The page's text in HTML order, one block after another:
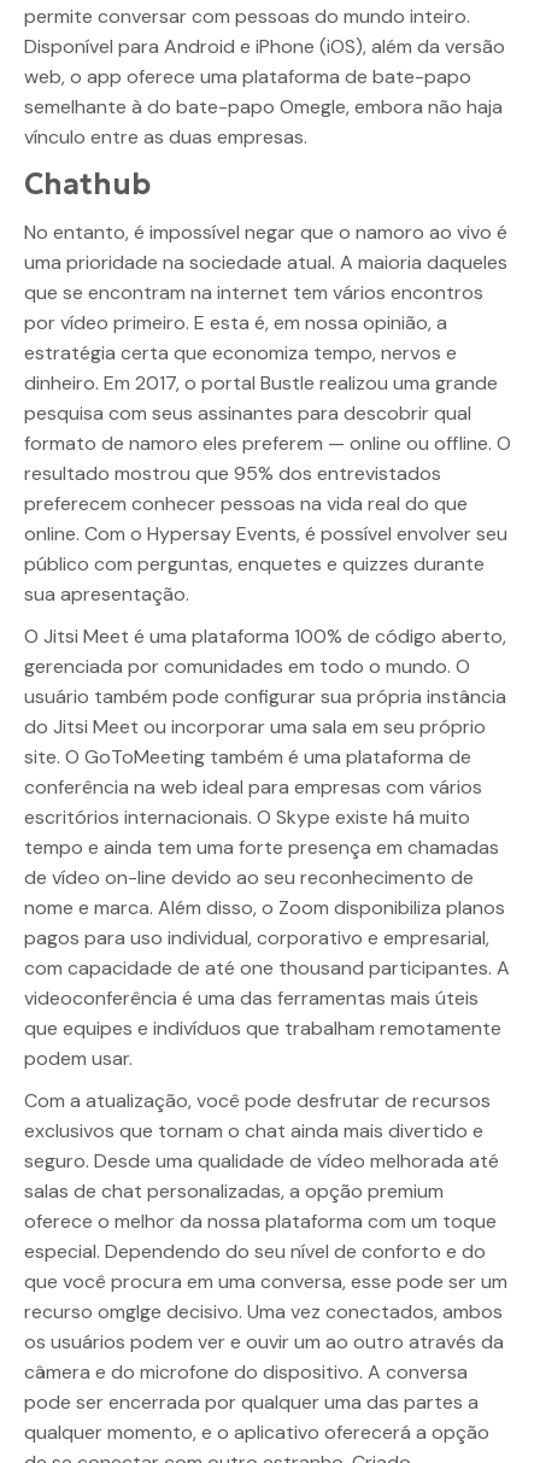
permite conversar com pessoas do mundo inteiro.
Disponível para Android e iPhone (iOS), além da versão
web, o app oferece uma plataforma de bate-papo
semelhante à do bate-papo Omegle, embora não haja
vínculo entre as duas empresas.
Chathub
No entanto, é impossível negar que o namoro ao vivo é
uma prioridade na sociedade atual. A maioria daqueles
que se encontram na internet tem vários encontros
por vídeo primeiro. E esta é, em nossa opinião, a
estratégia certa que economiza tempo, nervos e
dinheiro. Em 2017, o portal Bustle realizou uma grande
pesquisa com seus assinantes para descobrir qual
formato de namoro eles preferem — online ou offline. O
resultado mostrou que 95% dos entrevistados
preferecem conhecer pessoas na vida real do que
online. Com o Hypersay Events, é possível envolver seu
público com perguntas, enquetes e quizzes durante
sua apresentação.
O Jitsi Meet é uma plataforma 100% de código aberto,
gerenciada por comunidades em todo o mundo. O
usuário também pode configurar sua própria instância
do Jitsi Meet ou incorporar uma sala em seu próprio
site. O GoToMeeting também é uma plataforma de
conferência na web ideal para empresas com vários
escritórios internacionais. O Skype existe há muito
tempo e ainda tem uma forte presença em chamadas
de vídeo on-line devido ao seu reconhecimento de
nome e marca. Além disso, o Zoom disponibiliza planos
pagos para uso individual, corporativo e empresarial,
com capacidade de até one thousand participantes. A
videoconferência é uma das ferramentas mais úteis
que equipes e indivíduos que trabalham remotamente
podem usar.
Com a atualização, você pode desfrutar de recursos
exclusivos que tornam o chat ainda mais divertido e
seguro. Desde uma qualidade de vídeo melhorada até
salas de chat personalizadas, a opção premium
oferece o melhor da nossa plataforma com um toque
especial. Dependendo do seu nível de conforto e do
que você procura em uma conversa, esse pode ser um
recurso omglge decisivo. Uma vez conectados, ambos
os usuários podem ver e ouvir um ao outro através da
câmera e do microfone do dispositivo. A conversa
pode ser encerrada por qualquer uma das partes a
qualquer momento, e o aplicativo oferecerá a opção